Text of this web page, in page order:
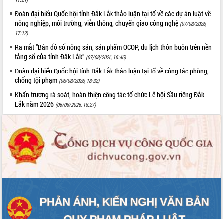
Đắk Lắk công bố Quy hoạch và xúc
tiến đầu tư tỉnh
Ngành cá ngừ Đắk Lắk chủ động thích
ứng để giữ vững thị trường xuất khẩu
Diễn đàn Kinh tế tư nhân Việt Nam đột
phá cơ chế - Hợp tác công tư
Đề án 06 tạo bước ngoặt đột phá trong
Kết nối tour, đẩy mạnh chuyển đổi số
để phát triển du lịch Đắk Lắk
tầng kỹ thuật Cụm công nghiệp Tân
Tiến
Gặp mặt các cơ quan báo chí nhân Kỷ
niệm 101 năm Ngày Báo chí Cách
hiện Đề án 06 của Chính phủ
Họp báo thông tin về Hội nghị Công bố
Đoàn đại biểu Quốc hội tỉnh Đắk Lắk thảo luận tại tổ về các dự án luật về
nông nghiệp, môi trường, viễn thông, chuyển giao công nghệ (07/08/2026,
17:12)
Ra mắt “Bản đồ số nông sản, sản phẩm OCOP, du lịch thôn buôn trên nền
tảng số của tỉnh Đắk Lắk” (07/08/2026, 16:46)
Đoàn đại biểu Quốc hội tỉnh Đắk Lắk thảo luận tại tổ về công tác phòng,
chống tội phạm (06/08/2026, 18:32)
Khẩn trương rà soát, hoàn thiện công tác tổ chức Lễ hội Sầu riêng Đắk
Lắk năm 2026 (06/08/2026, 18:27)